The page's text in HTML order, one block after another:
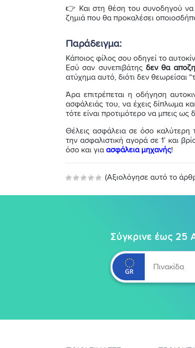
👉 Και στη θέση του συνοδηγού να
ζημιά που θα προκαλέσει
Παράδειγμα:
Κάποιος φίλος σου οδηγεί το
Εσύ σαν συνεπιβάτηςδεν θα
ατύχημα αυτό, διότι δεν θεωρείσαι
Άρα επιτρέπεται η οδήγηση
ασφάλειάς του, να έχεις δίπλωμα
τότε είναι προτιμότερο να μπεις
Θέλεις ασφάλεια σε όσο καλύτερη
την ασφαλιστική αγορά σε 1’ και
όσο και για ασφάλεια μηχανής!
(Αξιολόγησε αυτό το
Σύγκρινε έως 25